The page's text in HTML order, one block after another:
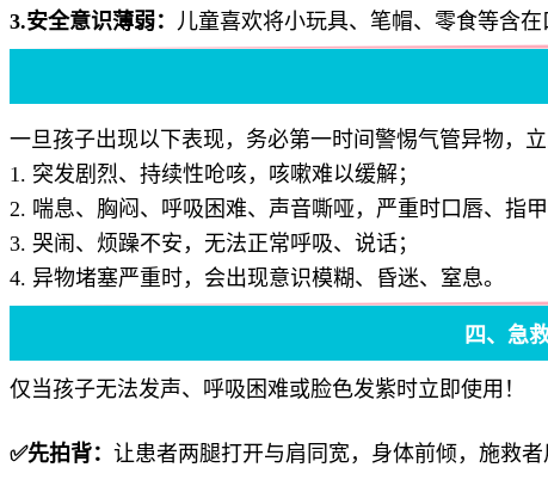
3.安全意识薄弱： 儿童喜欢将小玩具、笔帽、零食等含
一旦孩子出现以下表现，务必第一时间警惕气管异物，立
1. 突发剧烈、持续性呛咳，咳嗽难以缓解；
2. 喘息、胸闷、呼吸困难、声音嘶哑，严重时口唇、指甲
3. 哭闹、烦躁不安，无法正常呼吸、说话；
4. 异物堵塞严重时，会出现意识模糊、昏迷、窒息。
四、急
仅当孩子无法发声、呼吸困难或脸色发紫时立即使用！
✅先拍背： 让患者两腿打开与肩同宽，身体前倾，施救